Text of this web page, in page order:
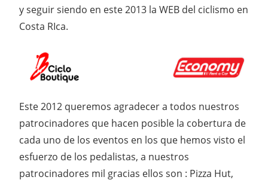
y seguir siendo en este 2013 la WEB del ciclismo en
Costa RIca.
Este 2012 queremos agradecer a todos nuestros
patrocinadores que hacen posible la cobertura de
cada uno de los eventos en los que hemos visto el
esfuerzo de los pedalistas, a nuestros
patrocinadores mil gracias ellos son : Pizza Hut,